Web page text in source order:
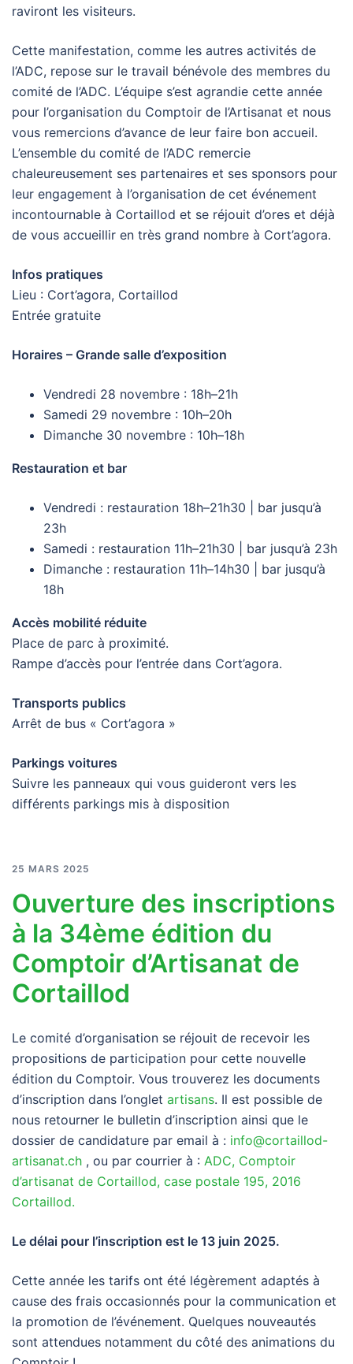
raviront les visiteurs.
Cette manifestation, comme les autres activités de
l’ADC, repose sur le travail bénévole des membres du
comité de l’ADC. L’équipe s’est agrandie cette année
pour l’organisation du Comptoir de l’Artisanat et nous
vous remercions d’avance de leur faire bon accueil.
L’ensemble du comité de l’ADC remercie
chaleureusement ses partenaires et ses sponsors pour
leur engagement à l’organisation de cet événement
incontournable à Cortaillod et se réjouit d’ores et déjà
de vous accueillir en très grand nombre à Cort’agora.
Infos pratiques
Lieu : Cort’agora, Cortaillod
Entrée gratuite
Horaires – Grande salle d’exposition
Vendredi 28 novembre : 18h–21h
Samedi 29 novembre : 10h–20h
Dimanche 30 novembre : 10h–18h
Restauration et bar
Vendredi : restauration 18h–21h30 | bar jusqu’à
23h
Samedi : restauration 11h–21h30 | bar jusqu’à 23h
Dimanche : restauration 11h–14h30 | bar jusqu’à
18h
Accès mobilité réduite
Place de parc à proximité.
Rampe d’accès pour l’entrée dans Cort’agora.
Transports publics
Arrêt de bus « Cort’agora »
Parkings voitures
Suivre les panneaux qui vous guideront vers les
différents parkings mis à disposition
25 MARS 2025
Ouverture des inscriptions
à la 34ème édition du
Comptoir d’Artisanat de
Cortaillod
Le comité d’organisation se réjouit de recevoir les
propositions de participation pour cette nouvelle
édition du Comptoir. Vous trouverez les documents
d’inscription dans l’onglet artisans. Il est possible de
nous retourner le bulletin d’inscription ainsi que le
dossier de candidature par email à : info@cortaillod-
artisanat.ch , ou par courrier à : ADC, Comptoir
d’artisanat de Cortaillod, case postale 195, 2016
Cortaillod.
Le délai pour l’inscription est le 13 juin 2025.
Cette année les tarifs ont été légèrement adaptés à
cause des frais occasionnés pour la communication et
la promotion de l’événement. Quelques nouveautés
sont attendues notamment du côté des animations du